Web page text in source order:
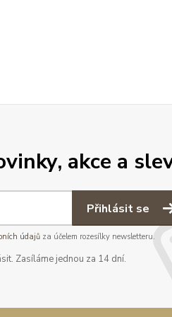
akce a
Přihlásit se
údajůza účelem rozesílky newsletteru.
Zasíláme jednou za 14 dní.